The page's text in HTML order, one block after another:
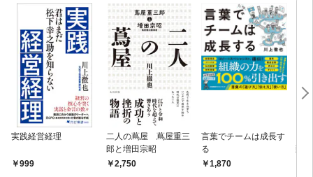
実践経営経理
999
二人の蔦屋 蔦屋重三
郎と増田宗昭
2,750
言葉でチームは成長す
る
1,870
頭